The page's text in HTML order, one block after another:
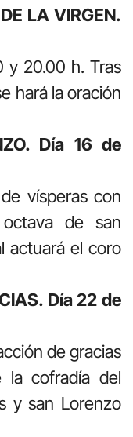
LA VIRGEN.
y 20.00 h. Tras
hará la oración
Día 16 de
vísperas con
de san
actuará el coro
Día 22 de
de gracias
la cofradía del
y san Lorenzo